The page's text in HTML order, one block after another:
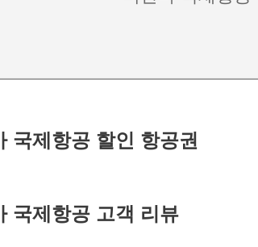
국제항공 할인 항공권
국제항공 고객 리뷰